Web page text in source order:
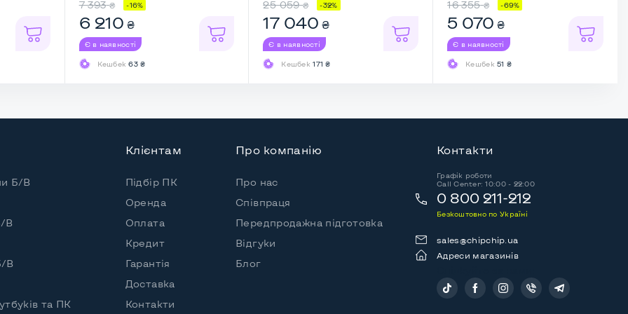
днів)
7 393 ₴ -16%
6 210 ₴
Є в наявності
Кешбек63 ₴
25 059 ₴ -32%
17 040 ₴
Є в наявності
Кешбек171 ₴
16 355 ₴ -69%
5 070 ₴
Є в наявності
Кешбек51 ₴
Б/В
В
В
та ПК
Клієнтам
Підбір ПК
Оренда
Оплата
Кредит
Гарантія
Доставка
Контакти
Про компанію
Про нас
Співпраця
Передпродажна підготовка
Відгуки
Блог
Контакти
Графік роботи
Call Center: 10:00 - 22:00
0 800 211-212
Безкоштовно по Україні
sales@chipchip.ua
Адреси магазинів